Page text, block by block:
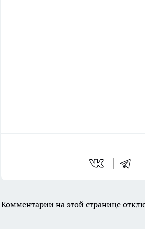
Комментарии на этой странице